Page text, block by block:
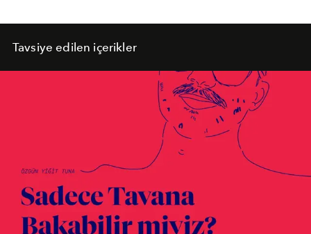
Tavsiye edilen içerikler